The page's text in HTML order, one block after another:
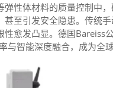
性体材料的质量控制中，
甚至引发安全隐患。传统
性愈发凸显。德国Bareiss
与智能深度融合，成为全